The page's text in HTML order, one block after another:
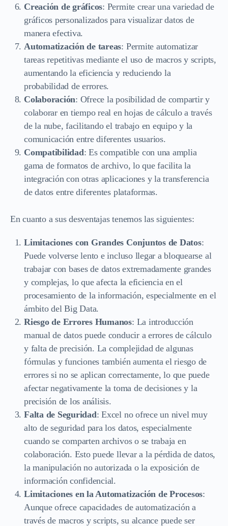
Creación de gráficos: Permite crear una variedad de
gráficos personalizados para visualizar datos de
manera efectiva.
Automatización de tareas: Permite automatizar
tareas repetitivas mediante el uso de macros y scripts,
aumentando la eficiencia y reduciendo la
probabilidad de errores.
Colaboración: Ofrece la posibilidad de compartir y
colaborar en tiempo real en hojas de cálculo a través
de la nube, facilitando el trabajo en equipo y la
comunicación entre diferentes usuarios.
Compatibilidad: Es compatible con una amplia
gama de formatos de archivo, lo que facilita la
integración con otras aplicaciones y la transferencia
de datos entre diferentes plataformas.
En cuanto a sus desventajas tenemos las siguientes:
Limitaciones con Grandes Conjuntos de Datos:
Puede volverse lento e incluso llegar a bloquearse al
trabajar con bases de datos extremadamente grandes
y complejas, lo que afecta la eficiencia en el
procesamiento de la información, especialmente en el
ámbito del Big Data.
Riesgo de Errores Humanos: La introducción
manual de datos puede conducir a errores de cálculo
y falta de precisión. La complejidad de algunas
fórmulas y funciones también aumenta el riesgo de
errores si no se aplican correctamente, lo que puede
afectar negativamente la toma de decisiones y la
precisión de los análisis.
Falta de Seguridad: Excel no ofrece un nivel muy
alto de seguridad para los datos, especialmente
cuando se comparten archivos o se trabaja en
colaboración. Esto puede llevar a la pérdida de datos,
la manipulación no autorizada o la exposición de
información confidencial.
Limitaciones en la Automatización de Procesos:
Aunque ofrece capacidades de automatización a
través de macros y scripts, su alcance puede ser